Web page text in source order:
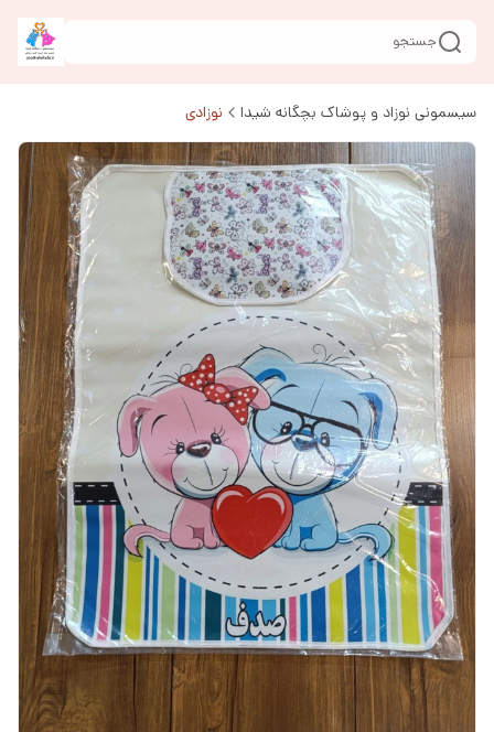
جستجو
سیسمونی نوزاد و پوشاک بچگانه شیدا نوزادی